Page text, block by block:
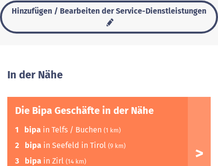
Hinzufügen / Bearbeiten der Service-Dienstleistungen
In der Nähe
Die Bipa Geschäfte in der Nähe
1 bipa in Telfs / Buchen (1 km)
2 bipa in Seefeld in Tirol (9 km)
3 bipa in Zirl (14 km)